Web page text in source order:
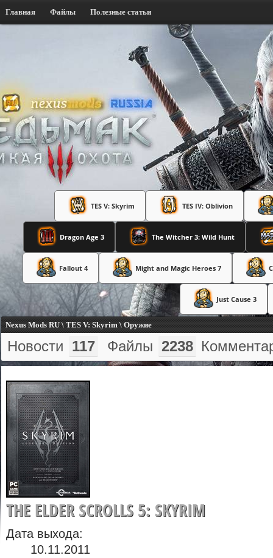
Главная Файлы Полезные статьи
TES V: Skyrim TES IV: Oblivion
Dragon Age 3 The Witcher 3: Wild Hunt
Fallout 4 Might and Magic Heroes 7
Just Cause 3
Nexus Mods RU \ TES V: Skyrim \ Оружие
Новости 117 Файлы 2238
THE ELDER SCROLLS 5: SKYRIM
Дата выхода:
10.11.2011